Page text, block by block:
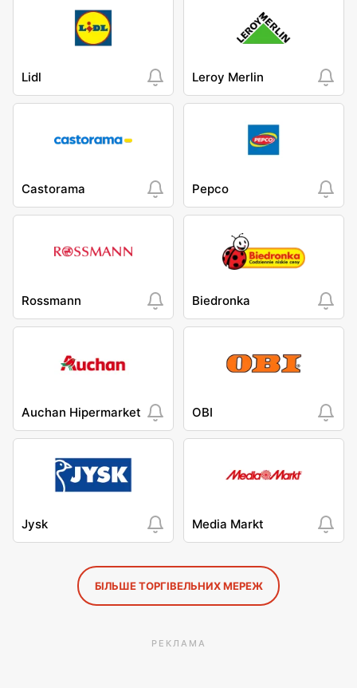
Lidl Leroy Merlin
Castorama Pepco
Rossmann Biedronka
Auchan Hipermarket OBI
Jysk Media Markt
БІЛЬШЕ ТОРГІВЕЛЬНИХ МЕРЕЖ
РЕКЛАМА